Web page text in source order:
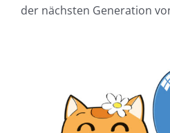
der nächsten Generation